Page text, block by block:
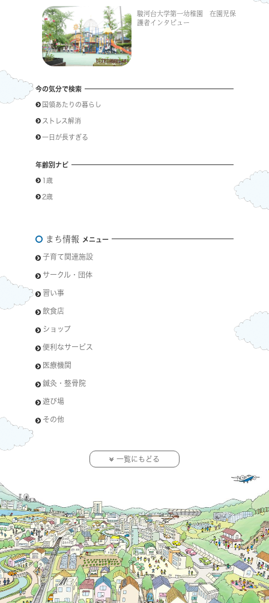
駿河台大学第一幼稚園 在園児保
護者インタビュー
今の気分で検索
国領あたりの暮らし
ストレス解消
一日が長すぎる
年齢別ナビ
1歳
2歳
まち情報 メニュー
子育て関連施設
サークル・団体
習い事
飲食店
ショップ
便利なサービス
医療機関
鍼灸・整骨院
遊び場
その他
一覧にもどる